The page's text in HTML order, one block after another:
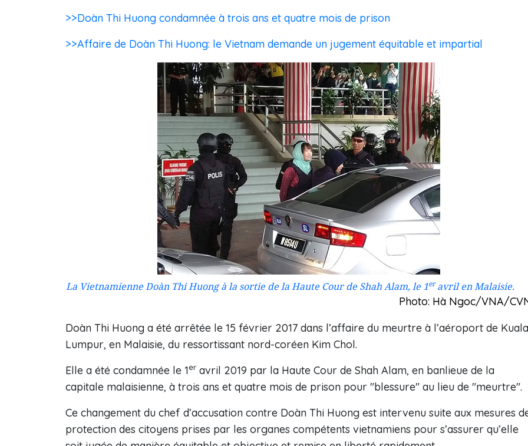
>>Doàn Thi Huong condamnée à trois ans et quatre mois de prison
>>Affaire de Doàn Thi Huong: le Vietnam demande un jugement équitable et impartial
La Vietnamienne Doàn Thi Huong à la sortie de la Haute Cour de Shah Alam, le 1eravril en Malaisie.
Photo: Hà Ngoc/VNA/
Doàn Thi Huong a été arrêtée le 15 février 2017 dans l’affaire du meurtre à l’aéroport de Kuala
Lumpur, en Malaisie, du ressortissant nord-coréen Kim Chol.
Elle a été condamnée le 1er avril 2019 par la Haute Cour de Shah Alam, en banlieue de la
capitale malaisienne, à trois ans et quatre mois de prison pour "blessure" au lieu de "meurtre".
Ce changement du chef d’accusation contre Doàn Thi Huong est intervenu suite aux mesures
protection des citoyens prises par les organes compétents vietnamiens pour s’assurer qu’elle